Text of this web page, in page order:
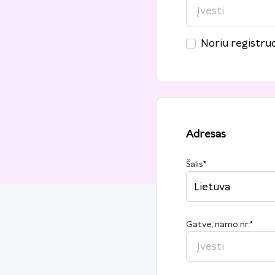
Noriu
Adresas
Šalis*
Lietuva
Gatvė, namo nr.*